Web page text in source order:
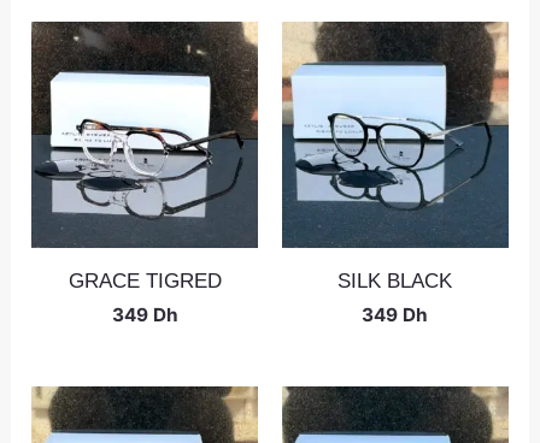
GRACE TIGRED
349 Dh
SILK BLACK
349 Dh